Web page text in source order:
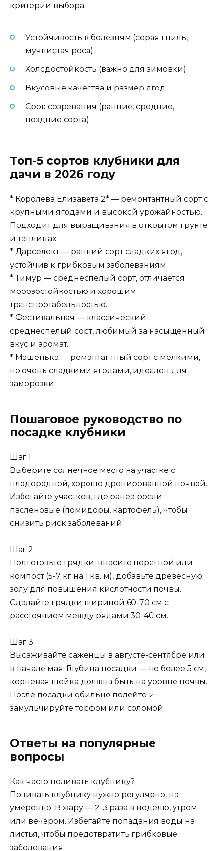
критерии выбора:
Устойчивость к болезням (серая гниль,
мучнистая роса)
Холодостойкость (важно для зимовки)
Вкусовые качества и размер ягод
Срок созревания (ранние, средние,
поздние сорта)
Топ-5 сортов клубники для
дачи в 2026 году
* Королева Елизавета 2* — ремонтантный сорт с
крупными ягодами и высокой урожайностью.
Подходит для выращивания в открытом грунте
и теплицах.
* Дарселект — ранний сорт сладких ягод,
устойчив к грибковым заболеваниям.
* Тимур — среднеспелый сорт, отличается
морозостойкостью и хорошим
транспортабельностью.
* Фестивальная — классический
среднеспелый сорт, любимый за насыщенный
вкус и аромат.
* Машенька — ремонтантный сорт с мелкими,
но очень сладкими ягодами, идеален для
заморозки.
Пошаговое руководство по
посадке клубники
Шаг 1
Выберите солнечное место на участке с
плодородной, хорошо дренированной почвой.
Избегайте участков, где ранее росли
паслёновые (помидоры, картофель), чтобы
снизить риск заболеваний.
Шаг 2
Подготовьте грядки: внесите перегной или
компост (5-7 кг на 1 кв. м), добавьте древесную
золу для повышения кислотности почвы.
Сделайте грядки шириной 60-70 см с
расстоянием между рядами 30-40 см.
Шаг 3
Высаживайте саженцы в августе-сентябре или
в начале мая. Глубина посадки — не более 5 см,
корневая шейка должна быть на уровне почвы.
После посадки обильно полейте и
замульчируйте торфом или соломой.
Ответы на популярные
вопросы
Как часто поливать клубнику?
Поливать клубнику нужно регулярно, но
умеренно. В жару — 2-3 раза в неделю, утром
или вечером. Избегайте попадания воды на
листья, чтобы предотвратить грибковые
заболевания.